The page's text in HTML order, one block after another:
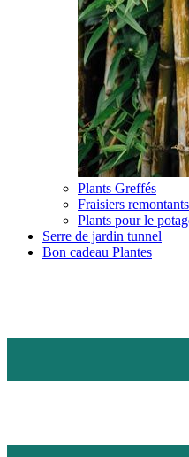
Plants Greffés
Fraisiers
Plants pour le
Serre de jardin tunnel
Bon cadeau Plantes